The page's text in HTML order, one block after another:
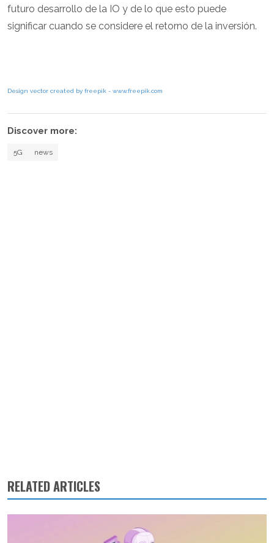
futuro desarrollo de la IO y de lo que esto puede
significar cuando se considere el retorno de la inversión.
Design vector created by freepik - www.freepik.com
Discover more:
5G news
RELATED ARTICLES